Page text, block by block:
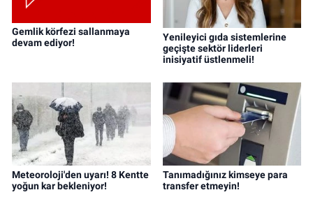
Gemlik körfezi sallanmaya
devam ediyor!
Yenileyici gıda sistemlerine
geçişte sektör liderleri
inisiyatif üstlenmeli!
Meteoroloji'den uyarı! 8 Kentte
yoğun kar bekleniyor!
Tanımadığınız kimseye para
transfer etmeyin!